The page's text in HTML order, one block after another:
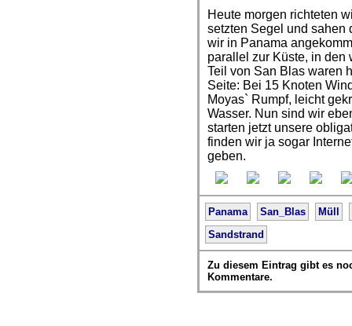
Heute morgen richteten
setzten Segel und sahen
wir in Panama
parallel zur Küste, in den
Teil von San Blas waren
Seite: Bei 15 Knoten
Moyas` Rumpf, leicht
Wasser. Nun sind wir
starten jetzt unsere
finden wir ja sogar
geben.
Panama San_Blas
Müll
Sandstrand
Zu diesem Eintrag gibt es
Kommentare.